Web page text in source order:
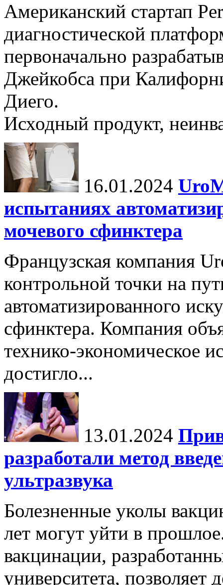
Американский стартап
диагностической
первоначально
Джейкобса при
Диего.
Исходный продукт,
16.01.2024
испытаниях
мочевого сфинктера
Французская компания
контрольной точки на
автоматизированного
сфинктера. Компания
технико-экономическое
достигло...
13.01.2024
разработали метод
ультразвука
Болезненные уколы
лет могут уйти в
вакцинации,
университета, позволяет